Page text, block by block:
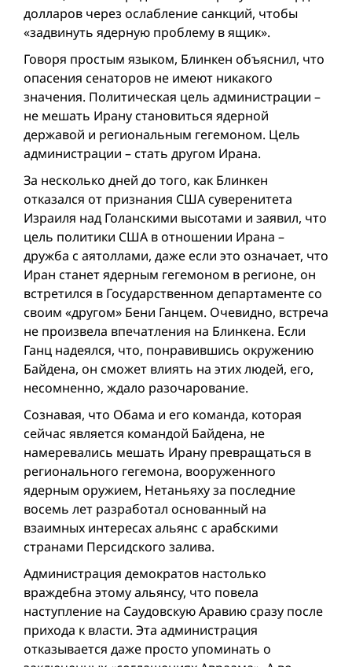
долларов через ослаб­ление санкций, чтобы
«задвинуть ядерную проблему в ящик».
Говоря простым языком, Блинкен объяснил, что
опасения сенаторов не имеют никакого
значения. Политическая цель администрации –
не мешать Ирану становиться ядерной
державой и региональным гегемоном. Цель
администрации – стать другом Ирана.
За несколько дней до того, как Блинкен
отказался от признания США суверенитета
Израиля над Голанскими высотами и заявил, что
цель политики США в отношении Ирана –
дружба с аятоллами, даже если это означает, что
Иран станет ядерным гегемоном в регионе, он
встретился в Государственном департаменте со
своим «другом» Бени Ганцем. Очевидно, встреча
не произвела впечатления на Блинкена. Если
Ганц надеялся, что, понравившись окружению
Байдена, он сможет влиять на этих людей, его,
несомненно, ждало разочарование.
Сознавая, что Обама и его команда, которая
сейчас является командой Байдена, не
намеревались мешать Ирану превращаться в
регионального гегемона, вооруженного
ядерным оружием, Нетаньяху за последние
восемь лет разработал основанный на
взаимных интересах альянс с арабскими
странами Персидского залива.
Администрация демократов настолько
враждебна этому альянсу, что повела
наступление на Саудовскую Аравию сразу после
прихода к власти. Эта администрация
отказывается даже просто упоминать о